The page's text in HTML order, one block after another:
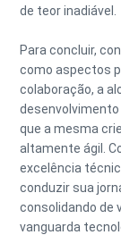
de teor inadiável.
Para concluir,
como aspectos
colaboração, a
que a mesma
altamente ágil.
excelência
conduzir sua
consolidando de
vanguarda